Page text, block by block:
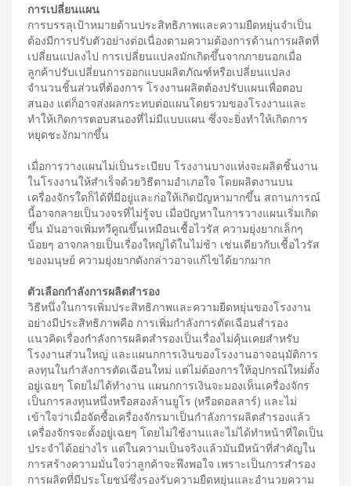
การเปลี่ยนแผน
การบรรลุเป้าหมายด้านประสิทธิภาพและความยืดหยุ่นจำเป็น
ต้องมีการปรับตัวอย่างต่อเนื่องตามความต้องการด้านการผลิตที่
เปลี่ยนแปลงไป การเปลี่ยนแปลงมักเกิดขึ้นจากภายนอกเมื่อ
ลูกค้าปรับเปลี่ยนการออกแบบผลิตภัณฑ์หรือเปลี่ยนแปลง
จำนวนชิ้นส่วนที่ต้องการ โรงงานผลิตต้องปรับแผนเพื่อตอบ
สนอง แต่ก็อาจส่งผลกระทบต่อแผนโดยรวมของโรงงานและ
ทำให้เกิดการตอบสนองที่ไม่มีแบบแผน ซึ่งจะยิ่งทำให้เกิดการ
หยุดชะงักมากขึ้น
เมื่อการวางแผนไม่เป็นระเบียบ โรงงานบางแห่งจะผลิตชิ้นงาน
ในโรงงานให้สำเร็จด้วยวิธีตามอำเภอใจ โดยผลิตงานบน
เครื่องจักรใดก็ได้ที่มีอยู่และก่อให้เกิดปัญหามากขึ้น สถานการณ์
นี้อาจกลายเป็นวงจรที่ไม่รู้จบ เมื่อปัญหาในการวางแผนเริ่มเกิด
ขึ้น มันอาจเพิ่มทวีคูณขึ้นเหมือนเชื้อไวรัส ความยุ่งยากเล็กๆ
น้อยๆ อาจกลายเป็นเรื่องใหญ่ได้ในไม่ช้า เช่นเดียวกับเชื้อไวรัส
ของมนุษย์ ความยุ่งยากดังกล่าวอาจแก้ไขได้ยากมาก
ตัวเลือกกำลังการผลิตสำรอง
วิธีหนึ่งในการเพิ่มประสิทธิภาพและความยืดหยุ่นของโรงงาน
อย่างมีประสิทธิภาพคือ การเพิ่มกำลังการตัดเฉือนสำรอง
แนวคิดเรื่องกำลังการผลิตสำรองเป็นเรื่องไม่คุ้นเคยสำหรับ
โรงงานส่วนใหญ่ และแผนกการเงินของโรงงานอาจอนุมัติการ
ลงทุนในกำลังการตัดเฉือนใหม่ แต่ไม่ต้องการให้อุปกรณ์ใหม่ตั้ง
อยู่เฉยๆ โดยไม่ได้ทำงาน แผนกการเงินจะมองเห็นเครื่องจักร
เป็นการลงทุนหนึ่งหรือสองล้านยูโร (หรือดอลลาร์) และไม่
เข้าใจว่าเมื่อจัดซื้อเครื่องจักรมาเป็นกำลังการผลิตสำรองแล้ว
เครื่องจักรจะตั้งอยู่เฉยๆ โดยไม่ใช้งานและไม่ได้ทำหน้าที่ใดเป็น
ประจำได้อย่างไร แต่ในความเป็นจริงแล้วมันมีหน้าที่สำคัญใน
การสร้างความมั่นใจว่าลูกค้าจะพึงพอใจ เพราะเป็นการสำรอง
การผลิตที่มีประโยชน์ซึ่งรองรับความยืดหยุ่นและอำนวยความ